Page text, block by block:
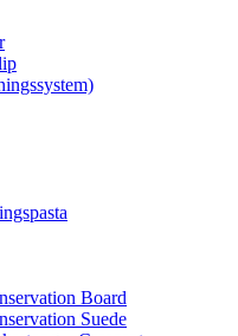
Board
Suede